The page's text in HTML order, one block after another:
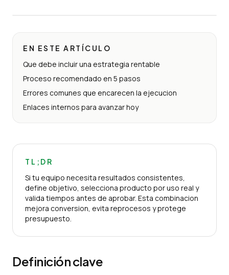
EN ESTE ARTÍCULO
Que debe incluir una estrategia rentable
Proceso recomendado en 5 pasos
Errores comunes que encarecen la ejecucion
Enlaces internos para avanzar hoy
TL;DR
Si tu equipo necesita resultados consistentes,
define objetivo, selecciona producto por uso real y
valida tiempos antes de aprobar. Esta combinacion
mejora conversion, evita reprocesos y protege
presupuesto.
Definición clave